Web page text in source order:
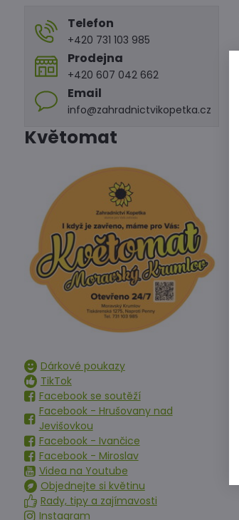
Telefon
+420 731 103 985
Prodejna
+420 607 042 662
Email
info@zahradnictvikopetka.cz
Květomat
Dárkové poukazy
TikTok
Facebook se soutěží
Facebook - Hrušovany nad
Jevišovkou
Facebook - Ivančice
Facebook - Miroslav
Videa na Youtube
Objednejte si květinu
Rady, tipy a zajímavosti
Instagram